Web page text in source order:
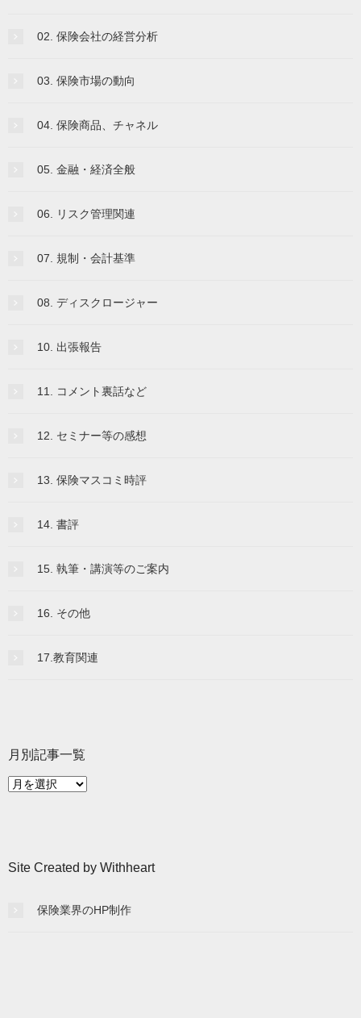
02. 保険会社の経営分析
03. 保険市場の動向
04. 保険商品、チャネル
05. 金融・経済全般
06. リスク管理関連
07. 規制・会計基準
08. ディスクロージャー
10. 出張報告
11. コメント裏話など
12. セミナー等の感想
13. 保険マスコミ時評
14. 書評
15. 執筆・講演等のご案内
16. その他
17.教育関連
月別記事一覧
月
覧
Site Created by Withheart
保険業界のHP制作